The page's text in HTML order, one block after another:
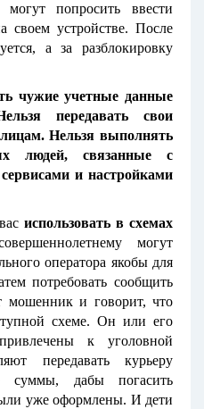
попросить ввести
своем устройстве. После
а за разблокировку
чужие учетные данные
передавать свои
Нельзя выполнять
людей, связанные с
и настройками
использовать в схемах
могут
оператора якобы для
потребовать сообщить
мошенник и говорит, что
схеме. Он или его
к уголовной
передавать курьеру
суммы, дабы погасить
уже оформлены. И дети